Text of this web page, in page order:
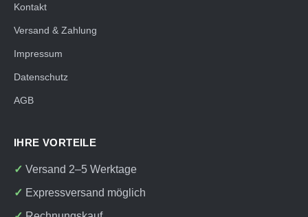
Kontakt
Versand & Zahlung
Impressum
Datenschutz
AGB
IHRE VORTEILE
Versand 2–5 Werktage
Expressversand möglich